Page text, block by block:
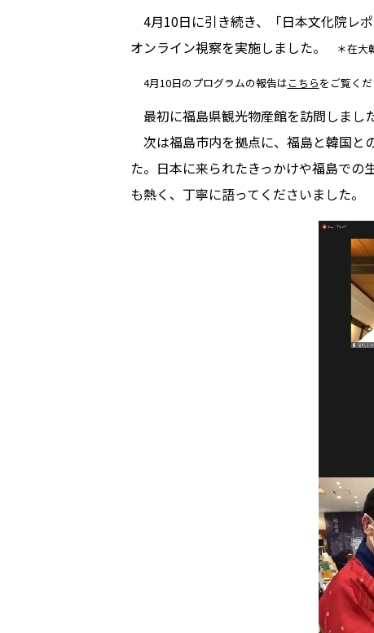
4月10日に引き続き、「日本文化院レ
オンライン視察を実施しました。
＊在大
4月10日のプログラムの報告はこちらをご覧くだ
最初に福島県観光物産館を訪問しまし
次は福島市内を拠点に、福島と韓国と
た。日本に来られたきっかけや福島での
も熱く、丁寧に語ってくださいました。